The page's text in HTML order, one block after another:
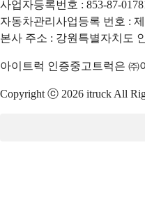
사업자등록번호 : 853-87-
자동차관리사업등록 번호 :
본사 주소 : 강원특별자치도
아이트럭 인증중고트럭은 ㈜
Copyright ⓒ 2026 itruck All